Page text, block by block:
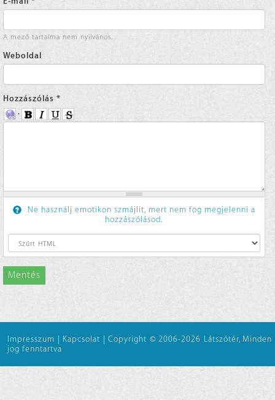
A mező tartalma nem nyilvános.
Weboldal
Hozzászólás *
Ne használj emotikon szmájlit, mert nem fog megjelenni a
hozzászólásod.
Mentés
Impresszum | Kapcsolat | Copyright © 2006-2026 Látszótér, Minden
jog fenntartva